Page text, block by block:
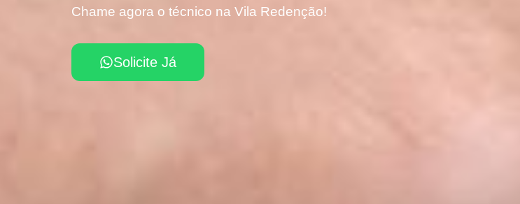
Chame agora o técnico na Vila Redenção!
Solicite Já